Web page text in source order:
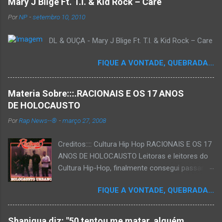
PorNP -setembro 10, 2010
DL & OUÇA - Mary J Blige Ft. T.I. & Kid Rock – Care
FIQUE A VONTADE, QUEBRADA...
Materia Sobre:::.RACIONAIS E OS 17 ANOS
DE HOLOCAUSTO
PorRap News--® -março 27, 2008
Creditos:::: Cultura Hip Hop RACIONAIS E OS 17
ANOS DE HOLOCAUSTO Leitoras e leitores do
Cultura Hip-Hop, finalmente consegui passar
que há muito tempo vinha maturando: uma
espécie de "ensaio-tributo" ao disco mais
importante do rap brasileiro, que completará 17
FIQUE A VONTADE, QUEBRADA...